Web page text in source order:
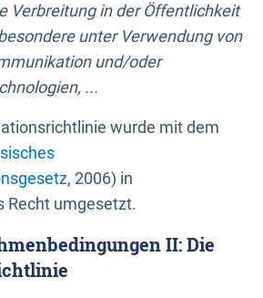
Verbreitung in der Öffentlichkeit
unter Verwendung von
und/oder
...
wurde mit dem
, 2006) in
Recht umgesetzt.
II: Die